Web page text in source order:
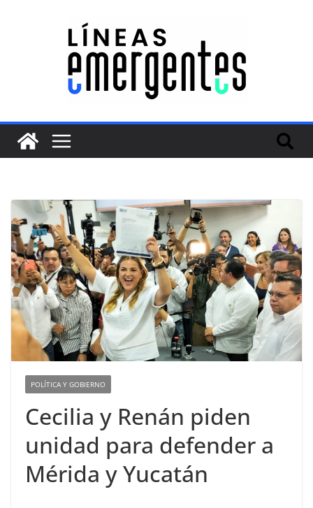
POLÍTICA Y GOBIERNO
Cecilia y Renán piden
unidad para defender a
Mérida y Yucatán